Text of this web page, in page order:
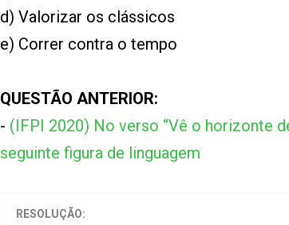
d) Valorizar os clássicos
e) Correr contra o tempo
QUESTÃO ANTERIOR:
- (IFPI 2020) No verso “Vê o horizonte
seguinte figura de linguagem
RESOLUÇÃO: